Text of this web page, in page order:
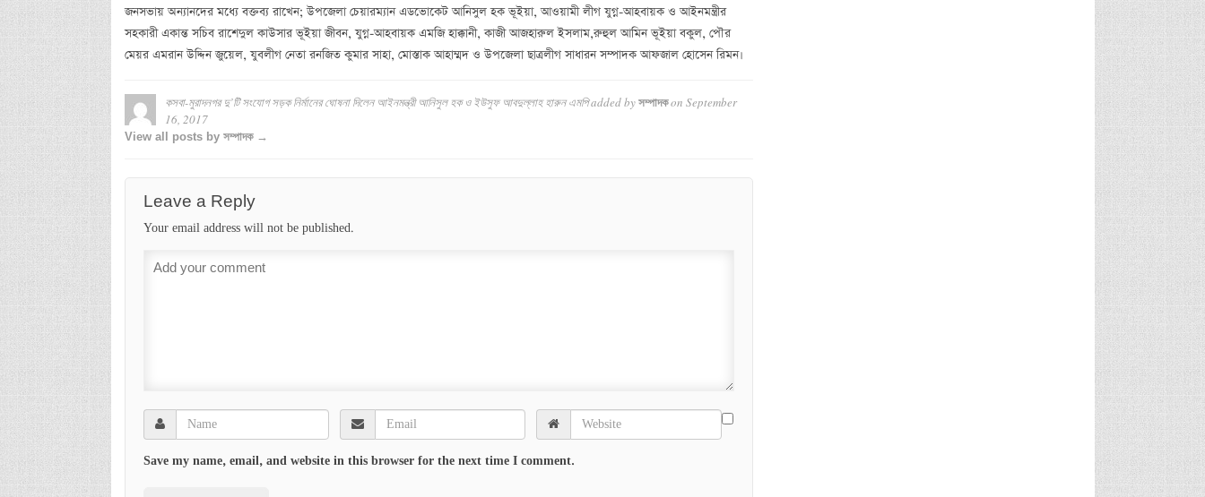
জনসভায় অন্যানদের মধ্যে বক্তব্য রাখেন; উপজেলা চেয়ারম্যান এডভোকেট আনিসুল হক ভূইয়া, আওয়ামী লীগ যুগ্ন-আহবায়ক ও আইনমন্ত্রীর
সহকারী একান্ত সচিব রাশেদুল কাউসার ভূইয়া জীবন, যুগ্ন-আহবায়ক এমজি হাক্কানী, কাজী আজহারুল ইসলাম,রুহুল আমিন ভূইয়া বকুল, পৌর
মেয়র এমরান উদ্দিন জুয়েল, যুবলীগ নেতা রনজিত কুমার সাহা, মোস্তাক আহাম্মদ ও উপজেলা ছাত্রলীগ সাধারন সম্পাদক আফজাল হোসেন রিমন।
কসবা-মুরাদনগর দু’টি সংযোগ সড়ক নির্মানের ঘোষনা দিলেন আইনমন্ত্রী আনিসুল হক ও ইউসুফ আবদুল্লাহ হারুন এমপিadded by সম্পাদকon September
16, 2017
View all posts by সম্পাদক →
Leave a Reply
Your email address will not be published.
Save my name, email, and website in this browser for the next time I comment.